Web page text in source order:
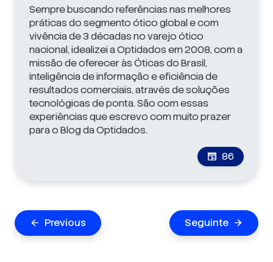
Sempre buscando referências nas melhores
práticas do segmento ótico global e com
vivência de 3 décadas no varejo ótico
nacional, idealizei a Optidados em 2008, com a
missão de oferecer às Óticas do Brasil,
inteligência de informação e eficiência de
resultados comerciais, através de soluções
tecnológicas de ponta. São com essas
experiências que escrevo com muito prazer
para o Blog da Optidados.
newspaper 86
Navegação
de
arrow_back Previous Seguinte arrow_forward